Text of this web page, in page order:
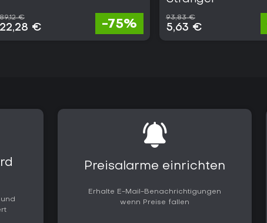
89,12 €
22,28 € -75%
93,83 €
5,63 €
Preisalarme einrichten
Erhalte E-Mail-Benachrichtigungen
wenn Preise fallen